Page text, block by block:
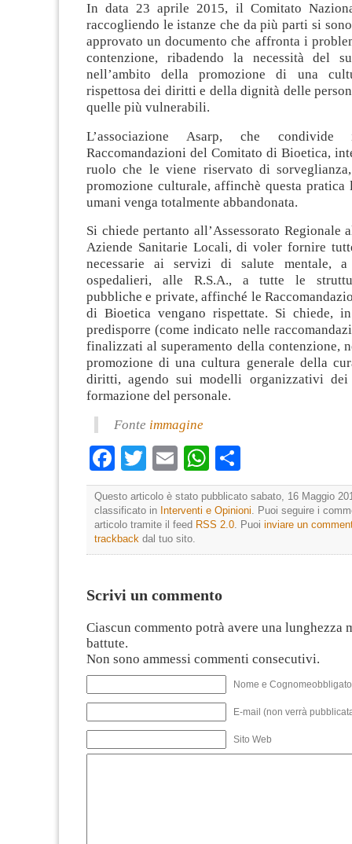
In data 23 aprile 2015, il Comitato
raccogliendo le istanze che da più parti si
approvato un documento che affronta i
contenzione, ribadendo la necessità del
nell’ambito della promozione di una
rispettosa dei diritti e della dignità delle
quelle più vulnerabili.
L’associazione Asarp, che
Raccomandazioni del Comitato di Bioetica,
ruolo che le viene riservato di
promozione culturale, affinchè questa
umani venga totalmente abbandonata.
Si chiede pertanto all’Assessorato Regionale
Aziende Sanitarie Locali, di voler fornire
necessarie ai servizi di salute mentale,
ospedalieri, alle R.S.A., a tutte le
pubbliche e private, affinché le
di Bioetica vengano rispettate. Si chiede,
predisporre (come indicato nelle
finalizzati al superamento della contenzione,
promozione di una cultura generale della
diritti, agendo sui modelli organizzativi
formazione del personale.
Fonte immagine
Facebook
TwitterEmailWhatsApp
Questo articolo è stato pubblicato sabato, 16 Maggio
classificato in Interventi e Opinioni . Puoi seguire i
articolo tramite il feed RSS 2.0 . Puoi inviare un
trackback dal tuo sito.
Scrivi un commento
Ciascun commento potrà avere una lunghezza
battute.
Non sono ammessi commenti consecutivi.
Nome e
E-mail (non verrà
Sito Web